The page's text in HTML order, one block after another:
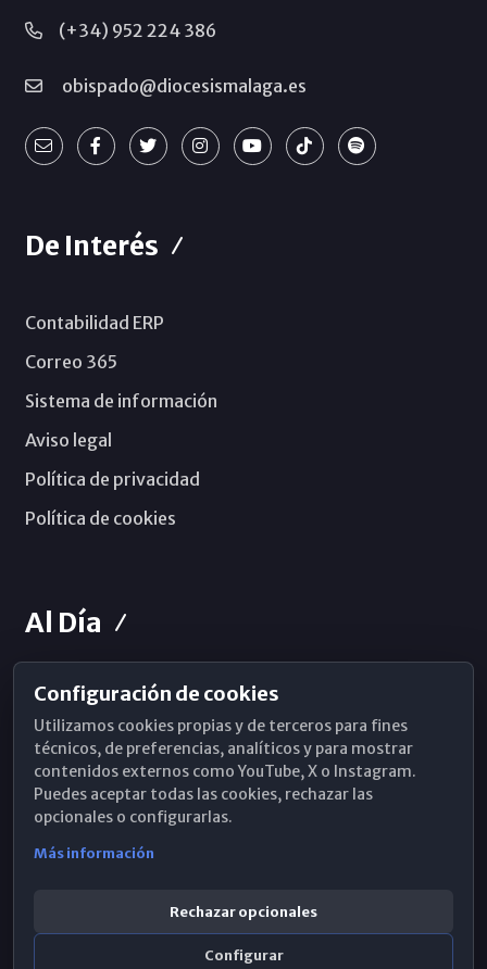
(+34) 952 224 386
obispado@diocesismalaga.es
De Interés
Contabilidad ERP
Correo 365
Sistema de información
Aviso legal
Política de privacidad
Política de cookies
Al Día
Horarios de Misa
Hemeroteca
WhatsApp
Configuración de cookies
Utilizamos cookies propias y de terceros para fines
técnicos, de preferencias, analíticos y para mostrar
contenidos externos como YouTube, X o Instagram.
Puedes aceptar todas las cookies, rechazar las
opcionales o configurarlas.
Más información
Rechazar opcionales
Configurar